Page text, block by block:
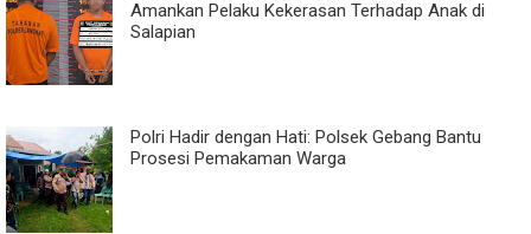
Amankan Pelaku Kekerasan Terhadap Anak di
Salapian
Polri Hadir dengan Hati: Polsek Gebang Bantu
Prosesi Pemakaman Warga